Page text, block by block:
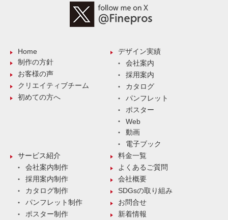
Home
制作の方針
お客様の声
クリエイティブチーム
初めての方へ
デザイン実績
会社案内
採用案内
カタログ
パンフレット
ポスター
Web
動画
電子ブック
サービス紹介
会社案内制作
採用案内制作
カタログ制作
パンフレット制作
ポスター制作
料金一覧
よくあるご質問
会社概要
SDGsの取り組み
お問合せ
新着情報